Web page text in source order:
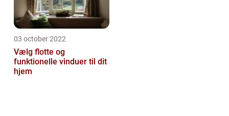
03 october 2022
Vælg flotte og
funktionelle vinduer til dit
hjem